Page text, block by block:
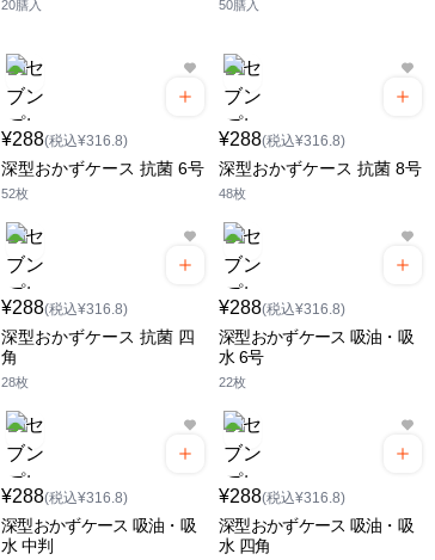
20膳入 50膳入
¥288(税込¥316.8)
深型おかずケース 抗菌 6号
52枚
¥288(税込¥316.8)
深型おかずケース 抗菌 8号
48枚
¥288(税込¥316.8)
深型おかずケース 抗菌 四
角
28枚
¥288(税込¥316.8)
深型おかずケース 吸油・吸
水 6号
22枚
¥288(税込¥316.8)
深型おかずケース 吸油・吸
水 中判
¥288(税込¥316.8)
深型おかずケース 吸油・吸
水 四角